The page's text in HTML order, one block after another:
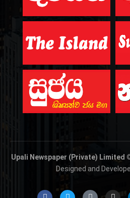
Upali Newspaper (Private) Limited
Designed and